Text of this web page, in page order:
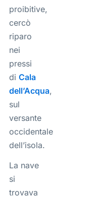
proibitive,
cercò
riparo
nei
pressi
di Cala
dell’Acqua,
sul
versante
occidentale
dell’isola.
La nave
si
trovava